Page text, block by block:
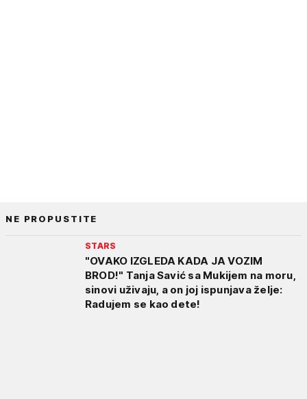
NE PROPUSTITE
STARS
"OVAKO IZGLEDA KADA JA VOZIM
BROD!" Tanja Savić sa Mukijem na moru,
sinovi uživaju, a on joj ispunjava želje:
Radujem se kao dete!